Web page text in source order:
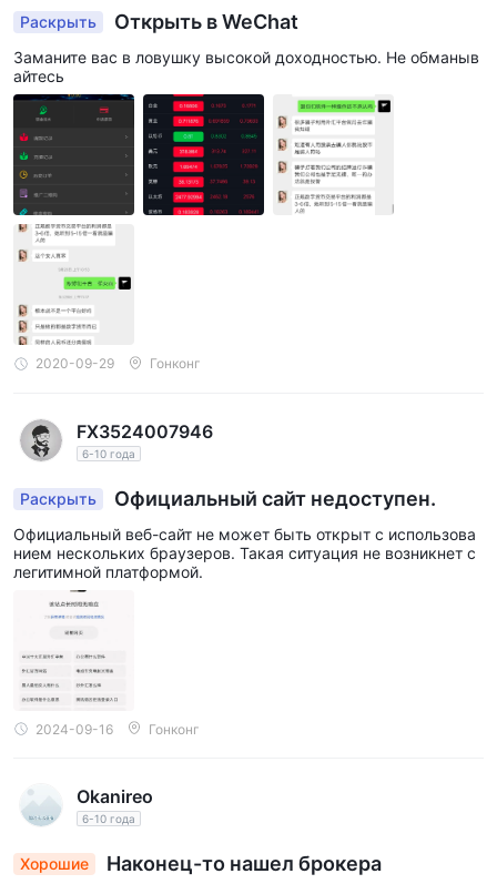
Раскрыть Открыть в WeChat
Заманите вас в ловушку высокой доходностью. Не обманыв
айтесь
2020-09-29 Гонконг
FX3524007946
6-10 года
Раскрыть Официальный сайт недоступен.
Официальный веб-сайт не может быть открыт с использова
нием нескольких браузеров. Такая ситуация не возникнет с
легитимной платформой.
2024-09-16 Гонконг
Okanireo
6-10 года
Хорошие Наконец-то нашел брокера